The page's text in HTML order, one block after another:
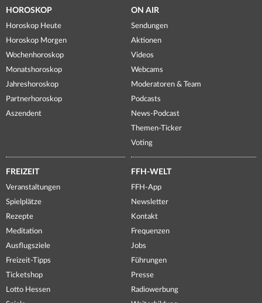
HOROSKOP
Horoskop Heute
Horoskop Morgen
Wochenhoroskop
Monatshoroskop
Jahreshoroskop
Partnerhoroskop
Aszendent
ON AIR
Sendungen
Aktionen
Videos
Webcams
Moderatoren & Team
Podcasts
News-Podcast
Themen-Ticker
Voting
FREIZEIT
Veranstaltungen
Spielplätze
Rezepte
Meditation
Ausflugsziele
Freizeit-Tipps
Ticketshop
Lotto Hessen
FFH-WELT
FFH-App
Newsletter
Kontakt
Frequenzen
Jobs
Führungen
Presse
Radiowerbung